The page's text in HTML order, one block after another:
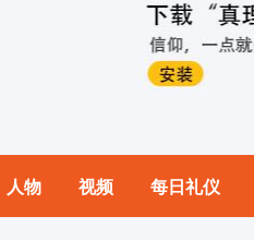
人物 视频 每日礼仪